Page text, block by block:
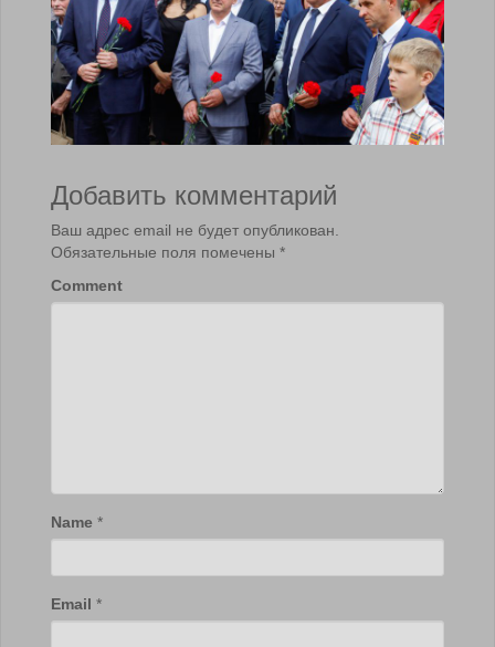
Добавить комментарий
Ваш адрес email не будет опубликован.
Обязательные поля помечены *
Comment
Name *
Email *